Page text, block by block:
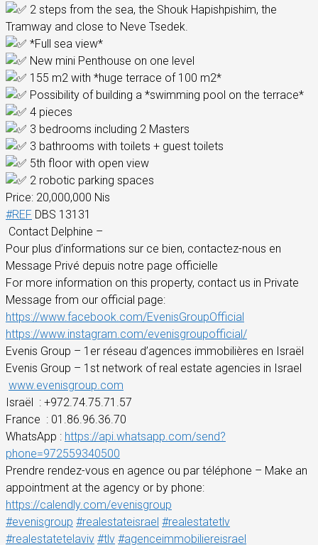
2 steps from the sea, the Shouk Hapishpishim, the
Tramway and close to Neve Tsedek.
*Full sea view*
New mini Penthouse on one level
155 m2 with *huge terrace of 100 m2*
Possibility of building a *swimming pool on the terrace*
4 pieces
3 bedrooms including 2 Masters
3 bathrooms with toilets + guest toilets
5th floor with open view
2 robotic parking spaces
Price: 20,000,000 Nis
#REF DBS 13131
Contact Delphine –
Pour plus d’informations sur ce bien, contactez-nous en
Message Privé depuis notre page officielle
For more information on this property, contact us in Private
Message from our official page:
https://www.facebook.com/EvenisGroupOfficial
https://www.instagram.com/evenisgroupofficial/
Evenis Group – 1er réseau d’agences immobilières en Israël
Evenis Group – 1st network of real estate agencies in Israel
www.evenisgroup.com
Israël : +972.74.75.71.57
France : 01.86.96.36.70
WhatsApp : https://api.whatsapp.com/send?
phone=972559340500
Prendre rendez-vous en agence ou par téléphone – Make an
appointment at the agency or by phone:
https://calendly.com/evenisgroup
#evenisgroup #realestateisrael #realestatetlv
#realestatetelaviv #tlv #agenceimmobiliereisrael